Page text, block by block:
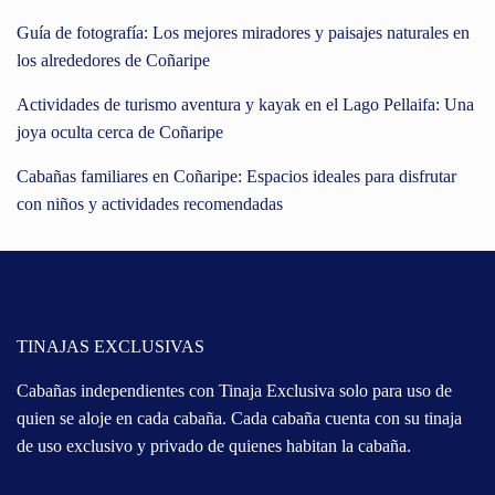
Guía de fotografía: Los mejores miradores y paisajes naturales en
los alrededores de Coñaripe
Actividades de turismo aventura y kayak en el Lago Pellaifa: Una
joya oculta cerca de Coñaripe
Cabañas familiares en Coñaripe: Espacios ideales para disfrutar
con niños y actividades recomendadas
TINAJAS EXCLUSIVAS
Cabañas independientes con Tinaja Exclusiva solo para uso de
quien se aloje en cada cabaña. Cada cabaña cuenta con su tinaja
de uso exclusivo y privado de quienes habitan la cabaña.